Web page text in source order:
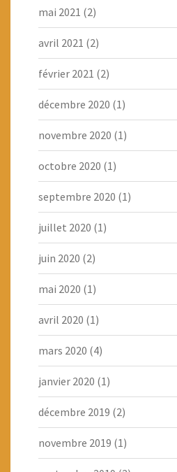
mai 2021 (2)
avril 2021 (2)
février 2021 (2)
décembre 2020 (1)
novembre 2020 (1)
octobre 2020 (1)
septembre 2020 (1)
juillet 2020 (1)
juin 2020 (2)
mai 2020 (1)
avril 2020 (1)
mars 2020 (4)
janvier 2020 (1)
décembre 2019 (2)
novembre 2019 (1)